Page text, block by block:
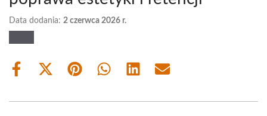
Data dodania: 2 czerwca 2026 r.
Share
Share
(Twitter)
Share Share Share Share